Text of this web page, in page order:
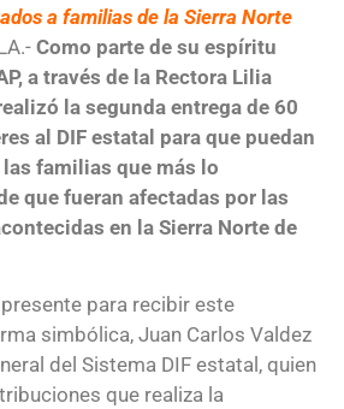
a familias de la Sierra Norte
Como parte de su espíritu
a través de la Rectora Lilia
la segunda entrega de 60
al DIF estatal para que puedan
familias que más lo
que fueran afectadas por las
en la Sierra Norte de
para recibir este
simbólica, Juan Carlos Valdez
del Sistema DIF estatal, quien
que realiza la